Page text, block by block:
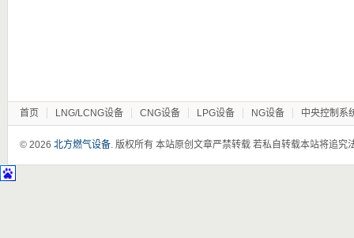
首页 LNG/LCNG设备 CNG设备 LPG设备 NG设备 中央控制系
© 2026 北方燃气设备. 版权所有 本站原创文章严禁转载 若私自转载本站将追究